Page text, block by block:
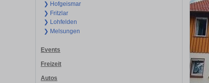
❯ Hofgeismar
❯ Fritzlar
❯ Lohfelden
❯ Melsungen
Events
Freizeit
Autos